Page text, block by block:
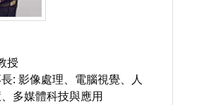
授
: 影像處理、電腦視覺、人
多媒體科技與應用